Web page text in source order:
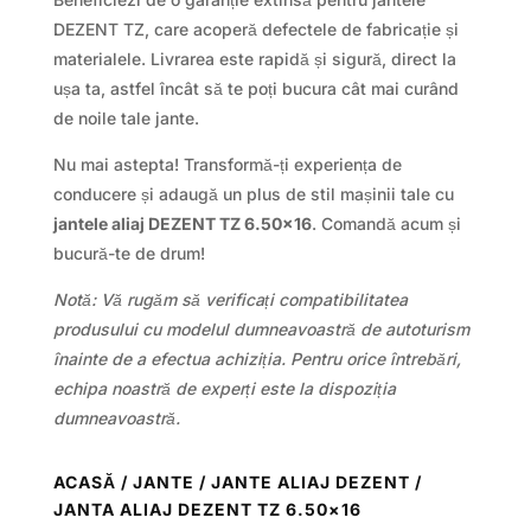
DEZENT TZ, care acoperă defectele de fabricație și
materialele. Livrarea este rapidă și sigură, direct la
ușa ta, astfel încât să te poți bucura cât mai curând
de noile tale jante.
Nu mai astepta! Transformă-ți experiența de
conducere și adaugă un plus de stil mașinii tale cu
jantele aliaj DEZENT TZ 6.50×16. Comandă acum și
bucură-te de drum!
Notă: Vă rugăm să verificați compatibilitatea
produsului cu modelul dumneavoastră de autoturism
înainte de a efectua achiziția. Pentru orice întrebări,
echipa noastră de experți este la dispoziția
dumneavoastră.
ACASĂ / JANTE / JANTE ALIAJ DEZENT /
JANTA ALIAJ DEZENT TZ 6.50×16